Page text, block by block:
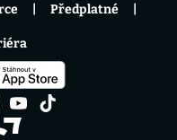
Předplatné